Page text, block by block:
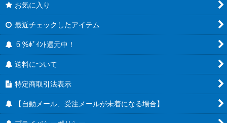
お気に入り
最近チェックしたアイテム
５％ﾎﾟｲﾝﾄ還元中！
送料について
特定商取引法表示
【自動メール、受注メールが未着になる場合】